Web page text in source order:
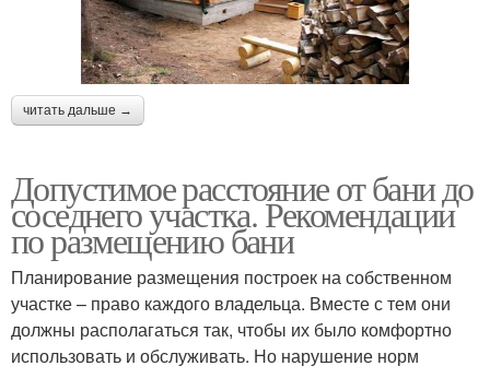
читать дальше →
Допустимое расстояние от бани до
соседнего участка. Рекомендации
по размещению бани
Планирование размещения построек на собственном
участке – право каждого владельца. Вместе с тем они
должны располагаться так, чтобы их было комфортно
использовать и обслуживать. Но нарушение норм